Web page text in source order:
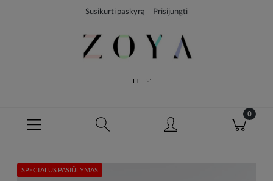
Susikurti paskyrą Prisijungti
LT
SPECIALUS PASIŪLYMAS